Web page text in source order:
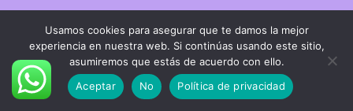
Usamos cookies para asegurar que te damos la mejor
experiencia en nuestra web. Si continúas usando este sitio,
asumiremos que estás de acuerdo con ello.
Aceptar
No Política de privacidad